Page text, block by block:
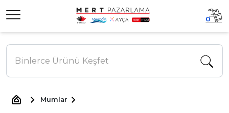
0
Mumlar